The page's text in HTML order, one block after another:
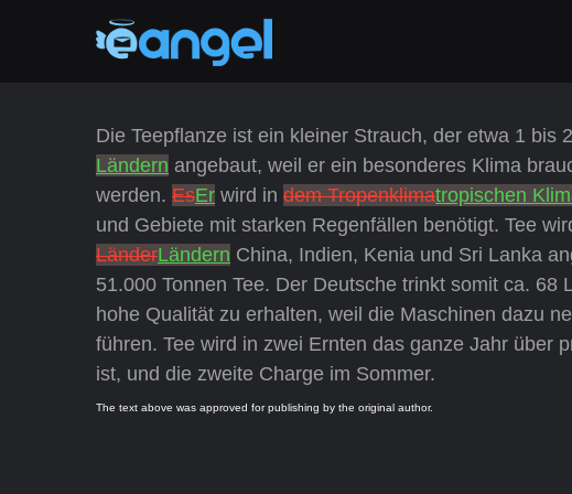
Die Teepflanze ist ein kleiner Strauch, der etwa 1 bis
Ländern angebaut, weil er ein besonderes Klima
werden. EsEr wird in dem Tropenklimatropischen
und Gebiete mit starken Regenfällen benötigt. Tee
LänderLändern China, Indien, Kenia und Sri Lanka
51.000 Tonnen Tee. Der Deutsche trinkt somit ca.
hohe Qualität zu erhalten, weil die Maschinen dazu
führen. Tee wird in zwei Ernten das ganze Jahr über
ist, und die zweite Charge im Sommer.
The text above was approved for publishing by the original author.